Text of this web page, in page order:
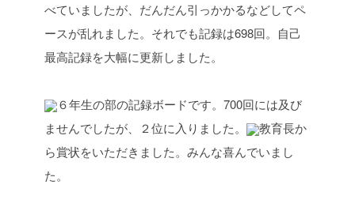
べていましたが、だんだん引っかかるなどしてペ
ースが乱れました。それでも記録は698回。自己
最高記録を大幅に更新しました。
６年生の部の記録ボードです。700回には及び
ませんでしたが、２位に入りました。
教育長か
ら賞状をいただきました。みんな喜んでいまし
た。